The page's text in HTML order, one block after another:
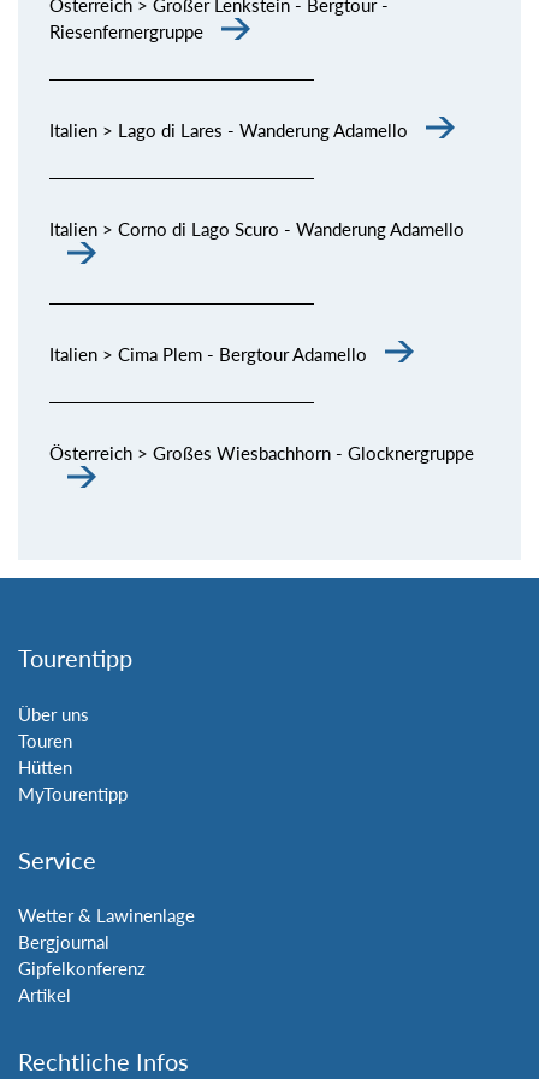
Österreich > Großer Lenkstein - Bergtour -
Riesenfernergruppe
Italien > Lago di Lares - Wanderung Adamello
Italien > Corno di Lago Scuro - Wanderung Adamello
Italien > Cima Plem - Bergtour Adamello
Österreich > Großes Wiesbachhorn - Glocknergruppe
Tourentipp
Über uns
Touren
Hütten
MyTourentipp
Service
Wetter & Lawinenlage
Bergjournal
Gipfelkonferenz
Artikel
Rechtliche Infos